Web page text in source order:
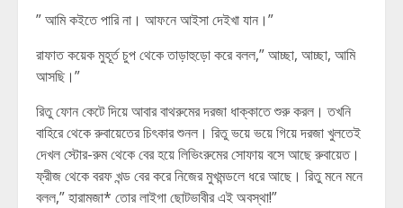
” আমি কইতে পারি না। আফনে আইসা দেইখা যান।”
রাফাত কয়েক মুহূর্ত চুপ থেকে তাড়াহুড়ো করে বলল,” আচ্ছা, আচ্ছা, আমি
আসছি।”
রিতু ফোন কেটে দিয়ে আবার বাথরুমের দরজা ধাক্কাতে শুরু করল। তখনি
বাহিরে থেকে রুবায়েতের চিৎকার শুনল। রিতু ভয়ে ভয়ে গিয়ে দরজা খুলতেই
দেখল স্টোর-রুম থেকে বের হয়ে লিভিংরুমের সোফায় বসে আছে রুবায়েত।
ফ্রীজ থেকে বরফ খন্ড বের করে নিজের মুখমন্ডলে ধরে আছে। রিতু মনে মনে
বলল,” হারামজা* তোর লাইগা ছোটভাবীর এই অবস্থা!”